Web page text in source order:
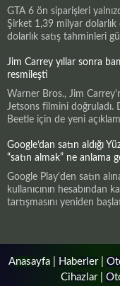
GTA 6 ön siparişleri
Şirket 1,39 milyar dolarlık
dolarlık satış tahminleri
Jim Carrey yıllar sonra
resmileşti
Warner Bros., Jim
Jetsons filmini doğruladı.
Beetle için de yeni
Google’dan satın aldığı
“satın almak” ne anlama
Google Play'den satın
kullanıcının hesabından
tartışmasını yeniden
Anasayfa| Haberler|
Cihazlar|